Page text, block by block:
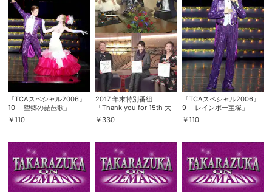
『TCAスペシャル2006』
10 「望郷の琵琶歌」
￥110
2017 年末特別番組
「Thank you for 15th 大
晦日トークスペシャル」
（後編）
￥ 330
『TCAスペシャル2006』
9 「レインボー宝塚」
￥110